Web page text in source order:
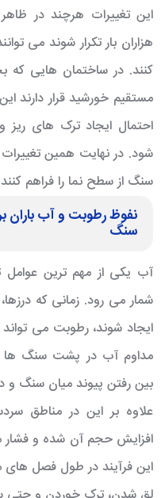
این تغییرات هرچند در
هزاران بار تکرار شوند می
کنند. در ساختمان هایی
مستقیم خورشید قرار دارند
احتمال ایجاد ترک های
شود. در نهایت همین
سنگ از سطح نما را فراهم
نفوظ رطوبت و آب باران
سنگ
آب یکی از مهم ترین
شمار می رود. زمانی که
ایجاد شوند، رطوبت می
مداوم آب در پشت سنگ
بین رفتن پیوند میان سنگ و
علاوه بر این در مناطق
افزایش حجم آن شده و فشار
این فرآیند در طول فصل های